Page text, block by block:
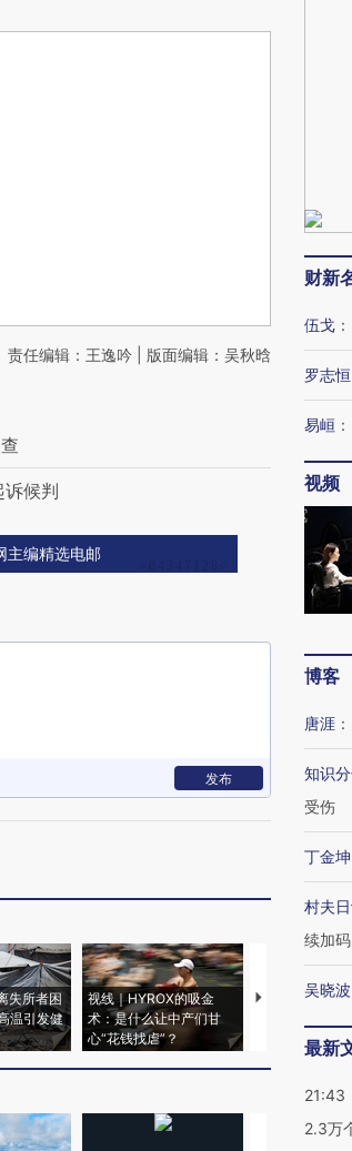
责任编辑：王逸吟 | 版面编辑：吴秋晗
候判
主编精选电邮
发布
失所者困
温引发健
视线｜HYROX的吸金
术：是什么让中产们甘
心“花钱找虐”？
马航飞行员跨
财新
伍戈 ：
罗志恒
易峘 ：
视频
博客
唐涯 ：
知识
受伤
丁金坤
村夫
续加码
吴晓波
最新
21:43
2.3万